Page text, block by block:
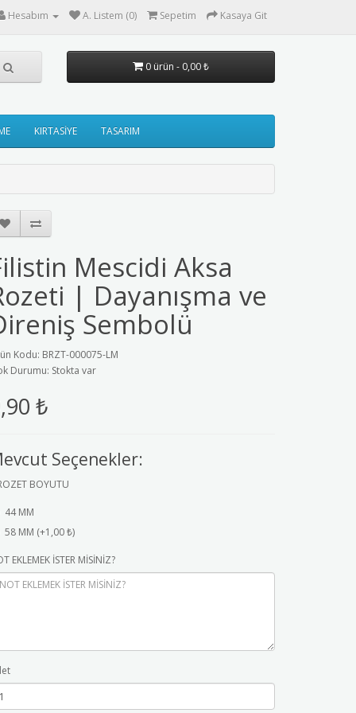
Hesabım A. Listem (0) Sepetim Kasaya Git
0 ürün - 0,00 ₺
KIRTASİYE TASARIM
Mescidi Aksa
| Dayanışma ve
Sembolü
Kodu: BRZT-000075-LM
Durumu: Stokta var
₺
Seçenekler:
BOYUTU
44 MM
58 MM (+1,00 ₺)
EKLEMEK İSTER MİSİNİZ?